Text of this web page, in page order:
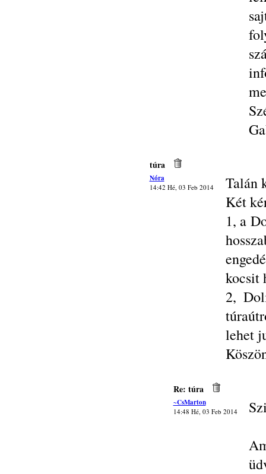
túra
Nóra
14:42 Hé, 03 Feb 2014
Talán
Két
1, a
kocsit
2,
lehet
Re: túra
~CsMarton
14:48 Hé, 03 Feb 2014